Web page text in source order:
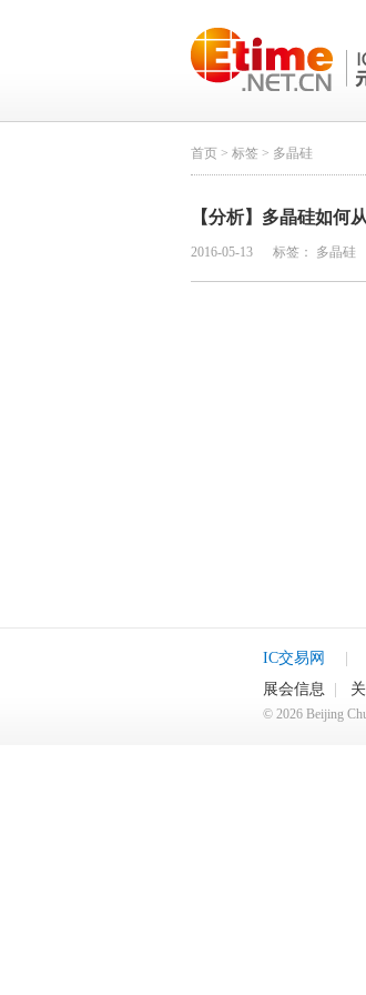
首页 > 标签 > 多晶硅
【分析】多晶硅如何
2016-05-13 标签： 多晶硅
IC交易网
展会信息
© 2026 Beijing